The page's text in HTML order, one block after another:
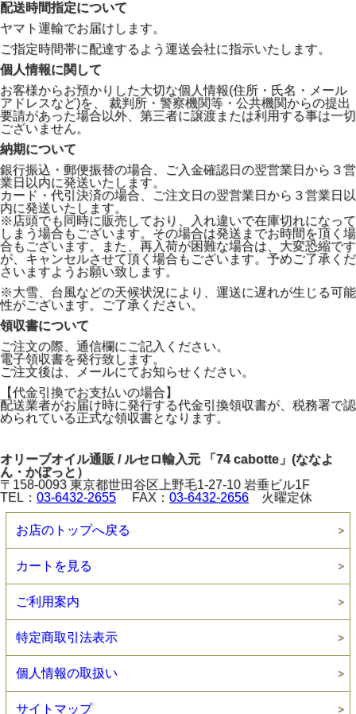
配送時間指定について
ヤマト運輸でお届けします。
ご指定時間帯に配達するよう運送会社に指示いたします。
個人情報に関して
お客様からお預かりした大切な個人情報(住所・氏名・メール
アドレスなど)を、 裁判所・警察機関等・公共機関からの提出
要請があった場合以外、第三者に譲渡または利用する事は一切
ございません。
納期について
銀行振込・郵便振替の場合、ご入金確認日の翌営業日から３営
業日以内に発送いたします。
カード・代引決済の場合、ご注文日の翌営業日から３営業日以
内に発送いたします。
※店頭でも同時に販売しており、入れ違いで在庫切れになって
しまう場合もございます。その場合は発送までお時間を頂く場
合もございます。また、再入荷が困難な場合は、大変恐縮です
が、キャンセルさせて頂く場合もございます。予めご了承くだ
さいますようお願い致します。
※大雪、台風などの天候状況により、運送に遅れが生じる可能
性がございます。ご了承ください。
領収書について
ご注文の際、通信欄にご記入ください。
電子領収書を発行致します。
ご注文後は、メールにてお知らせください。
【代金引換でお支払いの場合】
配送業者がお届け時に発行する代金引換領収書が、税務署で認
められている正式な領収書となります。
オリーブオイル通販 / ルセロ輸入元 「74 cabotte」(ななよ
ん・かぼっと）
〒158-0093 東京都世田谷区上野毛1-27-10 岩垂ビル1F
TEL： 03-6432-2655 FAX： 03-6432-2656 火曜定休
お店のトップへ戻る
カートを見る
ご利用案内
特定商取引法表示
個人情報の取扱い
サイトマップ